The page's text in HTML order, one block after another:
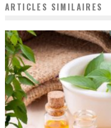
ARTICLES SIMILAIRES